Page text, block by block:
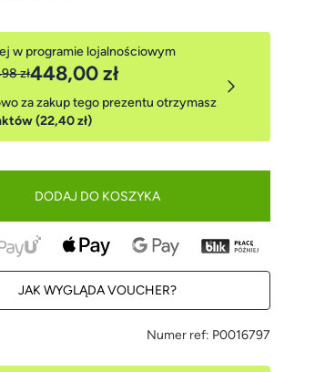
w programie lojalnościowym
zł448,00 zł
za zakup tego prezentu otrzymasz
(22,40 zł)
DODAJ DO KOSZYKA
JAK WYGLĄDA VOUCHER?
Numer ref: P0016797